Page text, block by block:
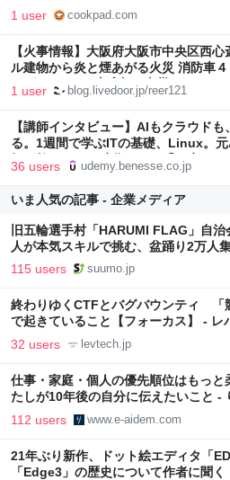
1 user cookpad.com
【火事情報】大阪府大阪市中央区西
ル建物から炎と煙あがる火災 消防車
んば #ミナミ #心斎橋 #火災 : ニュー
1 user blog.livedoor.jp/reer121
【講師インタビュー】AIもクラウド
る。1週間で学ぶITの基礎、Linux。
師が教える、AI時代こその「一生モノ
36 users udemy.benesse.co.jp
いま人気の記事 - 企業メディア
旧五輪選手村「HARUMI FLAG」自
人が本気スキルで挑む、盆踊り2万人
向上”戦略 東京・中央区
115 users suumo.jp
終わりゆくCTFとバグバウンティ 「
で起きていること【フォーカス】 - レ
32 users levtech.jp
仕事・家庭・個人の優先順位はもっ
たしが10年後の自分に伝えたいこと -
112 users www.e-aidem.com
21年ぶり新作、ドット絵エディタ「
「Edge3」の歴史について作者に聞